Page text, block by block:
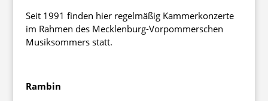
Seit 1991 finden hier regelmäßig Kammerkonzerte
im Rahmen des Mecklenburg-Vorpommerschen
Musiksommers statt.
Rambin